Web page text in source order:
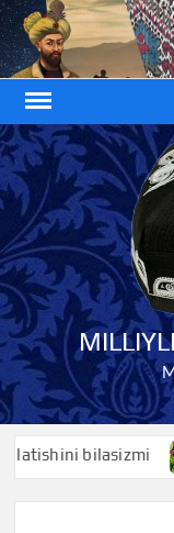
Skip
to
content
bilasizmi